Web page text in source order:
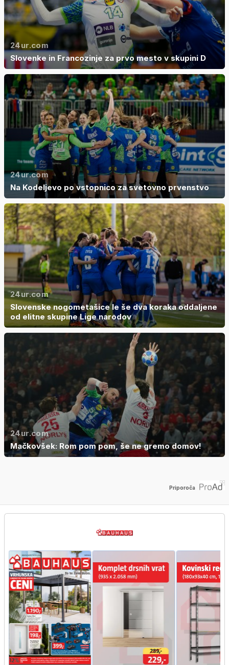
24ur.com
Slovenke in Francozinje za prvo mesto v skupini D
24ur.com
Na Kodeljevo po vstopnico za svetovno prvenstvo
24ur.com
Slovenske nogometašice le še dva koraka oddaljene
od elitne skupine Lige narodov
24ur.com
Mačkovšek: Rom pom pom, še ne gremo domov!
Priporoča